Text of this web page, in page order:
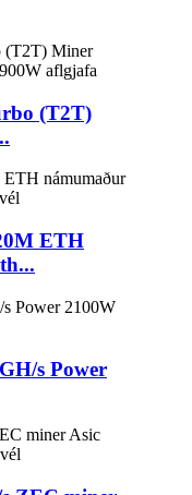
(T2T)
ETH
s Power